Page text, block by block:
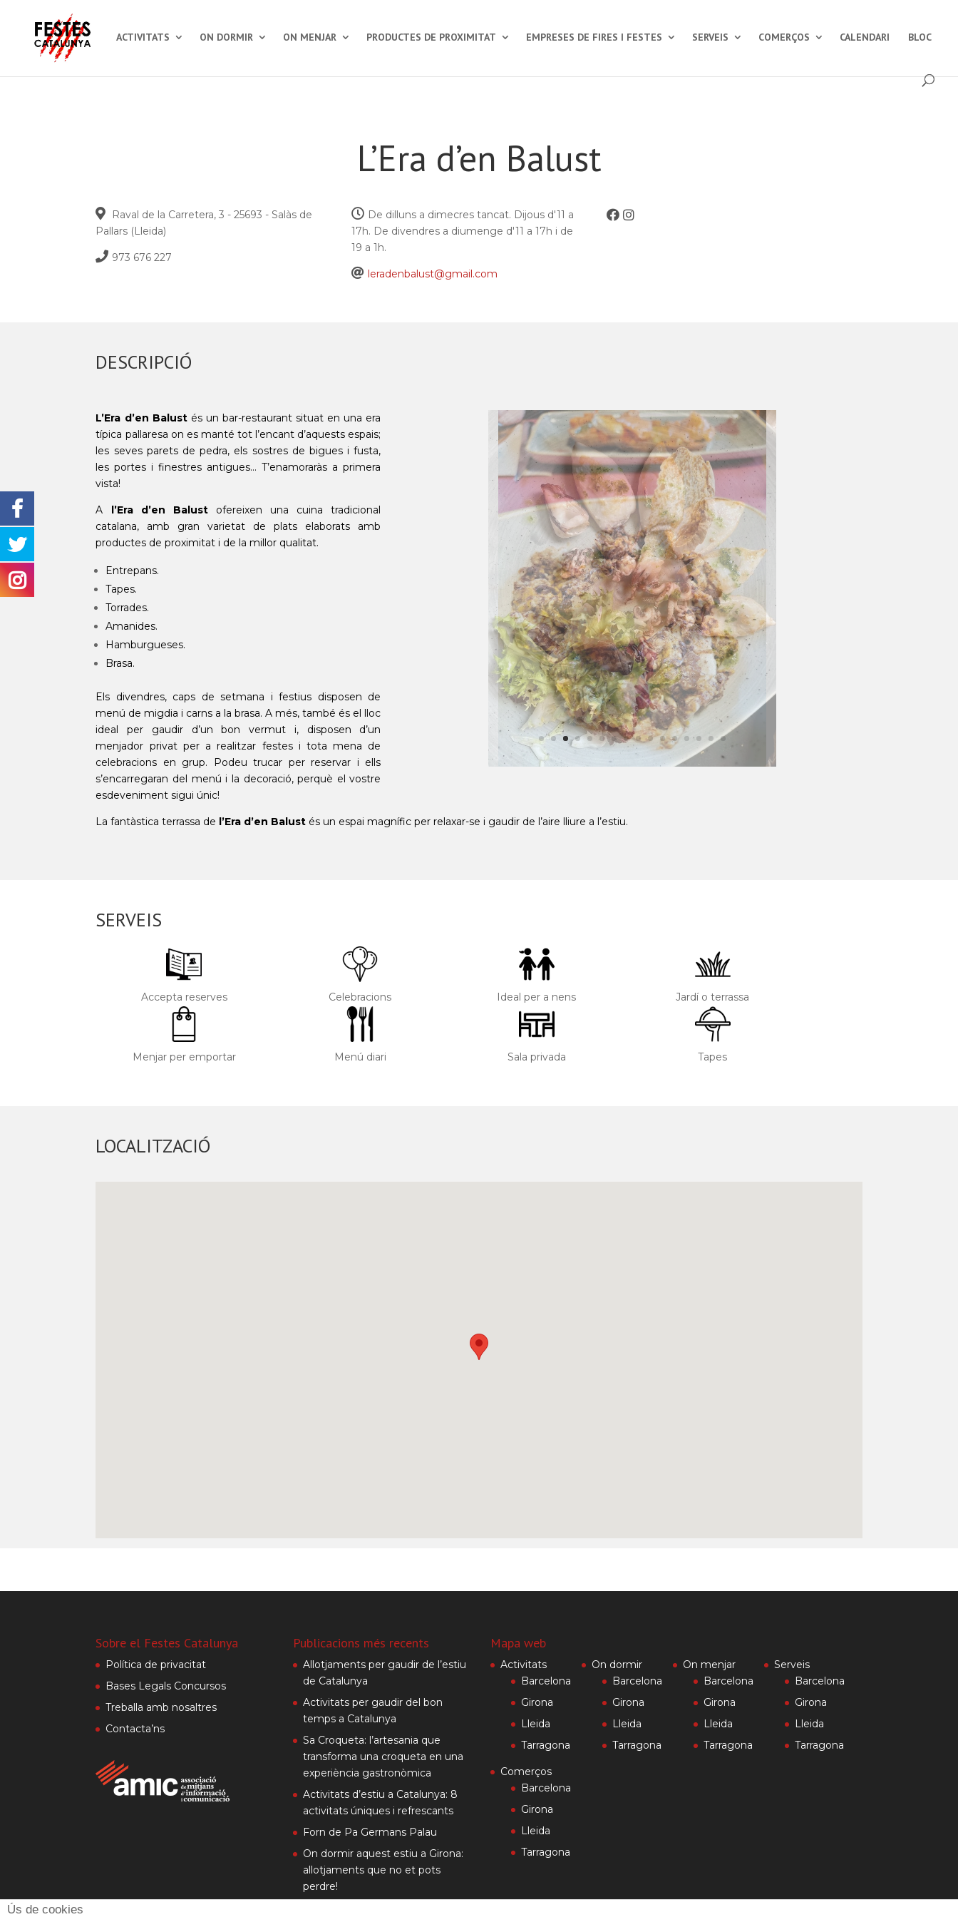
ACTIVITATS ON DORMIR ON MENJAR PRODUCTES DE PROXIMITAT EMPRESES DE FIRES I FESTES SERVEIS COMERÇOS CALENDARI BLOC
L’Era d’en Balust
Raval de la Carretera, 3 - 25693 - Salàs de
Pallars (Lleida)
973 676 227
De dilluns a dimecres tancat. Dijous d'11 a
17h. De divendres a diumenge d'11 a 17h i de
19 a 1h.
leradenbalust@gmail.com
DESCRIPCIÓ
L’Era d’en Balustés un bar-restaurant situat en una era
típica pallaresa on es manté tot l’encant d’aquests espais;
les seves parets de pedra, els sostres de bigues i fusta,
les portes i finestres antigues… T’enamoraràs a primera
vista!
A l’Era d’en Balust ofereixen una cuina tradicional
catalana, amb gran varietat de plats elaborats amb
productes de proximitat i de la millor qualitat.
Entrepans.
Tapes.
Torrades.
Amanides.
Hamburgueses.
Brasa.
Els divendres, caps de setmana i festius disposen de
menú de migdia i carns a la brasa. A més, també és el lloc
ideal per gaudir d’un bon vermut i, disposen d’un
menjador privat per a realitzar festes i tota mena de
celebracions en grup. Podeu trucar per reservar i ells
s’encarregaran del menú i la decoració, perquè el vostre
esdeveniment sigui únic!
La fantàstica terrassa de l’Era d’en Balust és un espai magnífic per relaxar-se i gaudir de l’aire lliure a l’estiu.
SERVEIS
Accepta reserves Celebracions Ideal per a nens Jardí o terrassa
Menjar per emportar Menú diari Sala privada Tapes
LOCALITZACIÓ
Sobre el Festes Catalunya
Política de privacitat
Bases Legals Concursos
Treballa amb nosaltres
Contacta’ns
Publicacions més recents
Allotjaments per gaudir de l’estiu
de Catalunya
Activitats per gaudir del bon
temps a Catalunya
Sa Croqueta: l’artesania que
transforma una croqueta en una
experiència gastronòmica
Activitats d’estiu a Catalunya: 8
activitats úniques i refrescants
Forn de Pa Germans Palau
On dormir aquest estiu a Girona:
allotjaments que no et pots
perdre!
Mapa web
Activitats
Barcelona
Girona
Lleida
Tarragona
On dormir
Barcelona
Girona
Lleida
Tarragona
On menjar
Barcelona
Girona
Lleida
Tarragona
Serveis
Barcelona
Girona
Lleida
Tarragona
Comerços
Barcelona
Girona
Lleida
Tarragona
Ús de cookies